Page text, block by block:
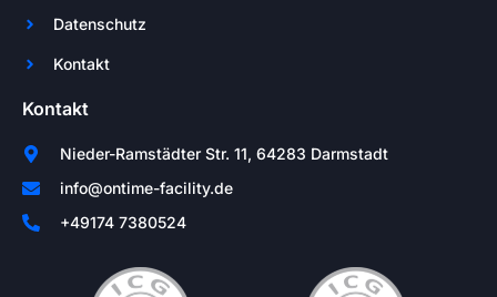
Datenschutz
Kontakt
Kontakt
Nieder-Ramstädter Str. 11, 64283 Darmstadt
info@ontime-facility.de
+49174 7380524